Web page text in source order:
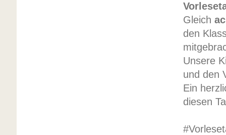
Gleich
den
Unsere
und den
Ein
diesen